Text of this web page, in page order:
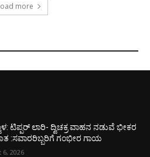
more
ಟಿಪ್ಪರ್ ಲಾರಿ- ದ್ವಿಚಕ್ರ ವಾಹನ ನಡುವೆ ಭೀಕರ
:ಸವಾರರಿಬ್ಬರಿಗೆ ಗಂಭೀರ ಗಾಯ
6, 2026